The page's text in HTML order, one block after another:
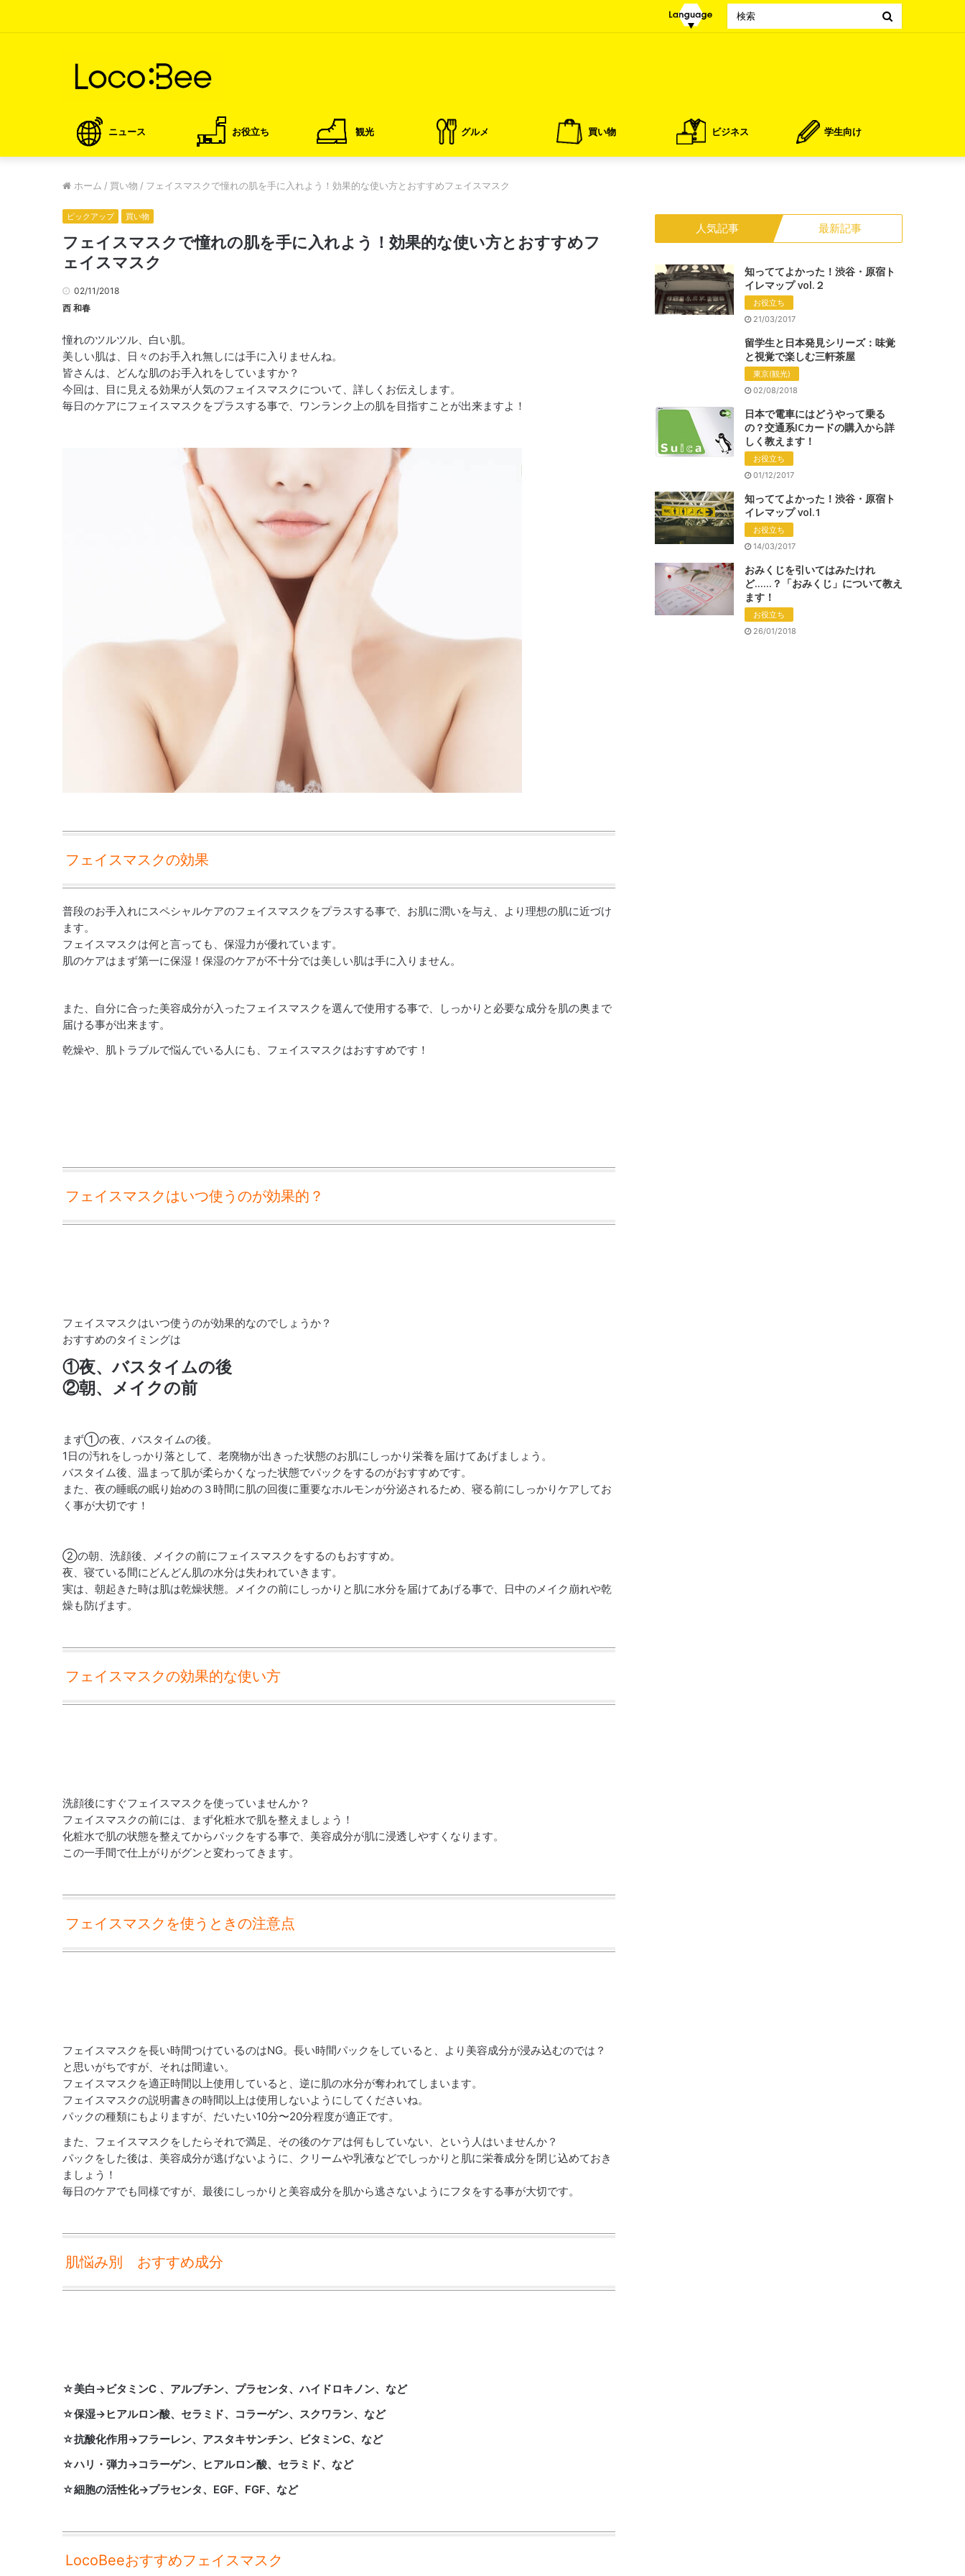
ニュース お役立ち 観光 グルメ 買い物 ビジネス 学生向け
ホーム / 買い物 / フェイスマスクで憧れの肌を手に入れよう！効果的な使い方とおすすめフェイスマスク
ピックアップ 買い物
フェイスマスクで憧れの肌を手に入れよう！効果的な使い方とおすすめフ
ェイスマスク
02/11/2018
西 和春
憧れのツルツル、白い肌。
美しい肌は、日々のお手入れ無しには手に入りませんね。
皆さんは、どんな肌のお手入れをしていますか？
今回は、目に見える効果が人気のフェイスマスクについて、詳しくお伝えします。
毎日のケアにフェイスマスクをプラスする事で、ワンランク上の肌を目指すことが出来ますよ！
フェイスマスクの効果
普段のお手入れにスペシャルケアのフェイスマスクをプラスする事で、お肌に潤いを与え、より理想の肌に近づけ
ます。
フェイスマスクは何と言っても、保湿力が優れています。
肌のケアはまず第一に保湿！保湿のケアが不十分では美しい肌は手に入りません。
また、自分に合った美容成分が入ったフェイスマスクを選んで使用する事で、しっかりと必要な成分を肌の奥まで
届ける事が出来ます。
乾燥や、肌トラブルで悩んでいる人にも、フェイスマスクはおすすめです！
フェイスマスクはいつ使うのが効果的？
フェイスマスクはいつ使うのが効果的なのでしょうか？
おすすめのタイミングは
①夜、バスタイムの後
②朝、メイクの前
まず①の夜、バスタイムの後。
1日の汚れをしっかり落として、老廃物が出きった状態のお肌にしっかり栄養を届けてあげましょう。
バスタイム後、温まって肌が柔らかくなった状態でパックをするのがおすすめです。
また、夜の睡眠の眠り始めの３時間に肌の回復に重要なホルモンが分泌されるため、寝る前にしっかりケアしてお
く事が大切です！
②の朝、洗顔後、メイクの前にフェイスマスクをするのもおすすめ。
夜、寝ている間にどんどん肌の水分は失われていきます。
実は、朝起きた時は肌は乾燥状態。メイクの前にしっかりと肌に水分を届けてあげる事で、日中のメイク崩れや乾
燥も防げます。
フェイスマスクの効果的な使い方
洗顔後にすぐフェイスマスクを使っていませんか？
フェイスマスクの前には、まず化粧水で肌を整えましょう！
化粧水で肌の状態を整えてからパックをする事で、美容成分が肌に浸透しやすくなります。
この一手間で仕上がりがグンと変わってきます。
フェイスマスクを使うときの注意点
フェイスマスクを長い時間つけているのはNG。長い時間パックをしていると、より美容成分が浸み込むのでは？
と思いがちですが、それは間違い。
フェイスマスクを適正時間以上使用していると、逆に肌の水分が奪われてしまいます。
フェイスマスクの説明書きの時間以上は使用しないようにしてくださいね。
パックの種類にもよりますが、だいたい10分〜20分程度が適正です。
また、フェイスマスクをしたらそれで満足、その後のケアは何もしていない、という人はいませんか？
パックをした後は、美容成分が逃げないように、クリームや乳液などでしっかりと肌に栄養成分を閉じ込めておき
ましょう！
毎日のケアでも同様ですが、最後にしっかりと美容成分を肌から逃さないようにフタをする事が大切です。
肌悩み別 おすすめ成分
☆美白→ビタミンC 、アルブチン、プラセンタ、ハイドロキノン、など
☆保湿→ヒアルロン酸、セラミド、コラーゲン、スクワラン、など
☆抗酸化作用→フラーレン、アスタキサンチン、ビタミンC、など
☆ハリ・弾力→コラーゲン、ヒアルロン酸、セラミド、など
☆細胞の活性化→プラセンタ、EGF、FGF、など
LocoBeeおすすめフェイスマスク
人気記事 最新記事
知っててよかった！渋谷・原宿ト
イレマップ vol.２
お役立ち
21/03/2017
留学生と日本発見シリーズ：味覚
と視覚で楽しむ三軒茶屋
東京(観光)
02/08/2018
日本で電車にはどうやって乗る
の？交通系ICカードの購入から詳
しく教えます！
お役立ち
01/12/2017
知っててよかった！渋谷・原宿ト
イレマップ vol.1
お役立ち
14/03/2017
おみくじを引いてはみたけれ
ど……？「おみくじ」について教え
ます！
お役立ち
26/01/2018